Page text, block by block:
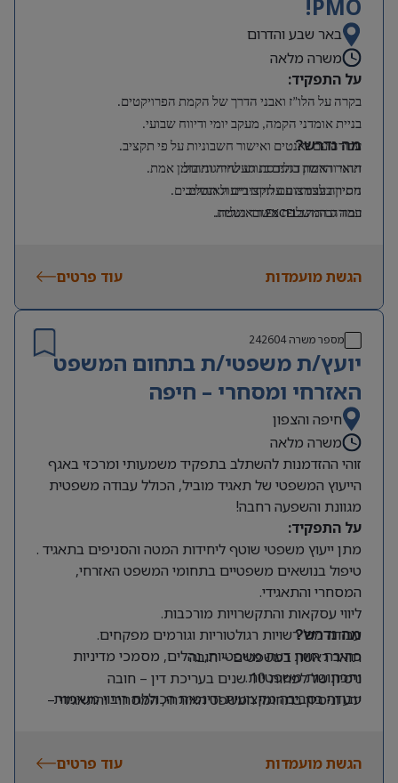
PMO!
באר שבע והדרום
משרה מלאה
על התפקיד:
בקרה על הלו”ז ואבני הדרך של הקמת הפרויקטים.
בניית אומדני הקמה, מעקב יומי ודיווח שבועי.
עבודה עם גאנטים ואישור חשבוניות על פי תקציב.
זיהוי והרמת דגלים בנוגע לחריגות בזמן אמת.
חתירה לצמצום עלויות וייעול תהליכים.
עבודה המשלבת משרד ושטח.
מה נדרש?
תואר ראשון בהנדסת תעשייה וניהול.
ניסיון בעבודה עם תקציבים וגאנטים.
רמה גבוהה בEXCELובאנגלית.
הגשת מועמדות עוד פרטים
מספר משרה242604
יועץ/ת משפטי/ת בתחום המשפט
האזרחי ומסחרי – חיפה
חיפה והצפון
משרה מלאה
זוהי ההזדמנות להשתלב בתפקיד משמעותי ומרכזי באגף
הייעוץ המשפטי של תאגיד מוביל, הכולל עבודה משפטית
מגוונת והשפעה רחבה!
על התפקיד:
מתן ייעוץ משפטי שוטף ליחידות המטה והסניפים בתאגיד .
טיפול בנושאים משפטיים בתחומי המשפט האזרחי,
המסחרי והתאגידי.
ליווי עסקאות והתקשרויות מורכבות.
עבודה מול רשויות רגולטוריות וגורמים מפקחים.
כתיבת חוות דעת משפטיות, נהלים, מסמכי מדיניות
ותכתובות משפטיות.
עבודה בסביבה מקצועית ודינמית הכוללת ריבוי משימות
מה נדרש?
תואר ראשון במשפטים – חובה
ניסיון של לפחות 10 שנים בעריכת דין – חובה
ידע וניסיון בתחומי המשפט האזרחי, המסחרי והתאגידי –
הגשת מועמדות
עוד פרטים